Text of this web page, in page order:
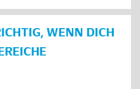
WENN DICH